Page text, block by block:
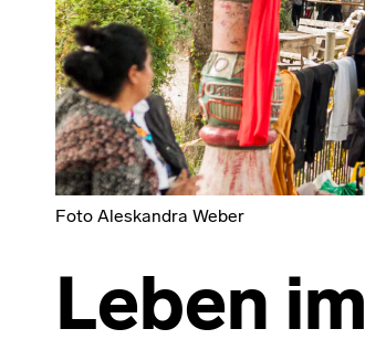
Foto Aleskandra Weber
Leben im